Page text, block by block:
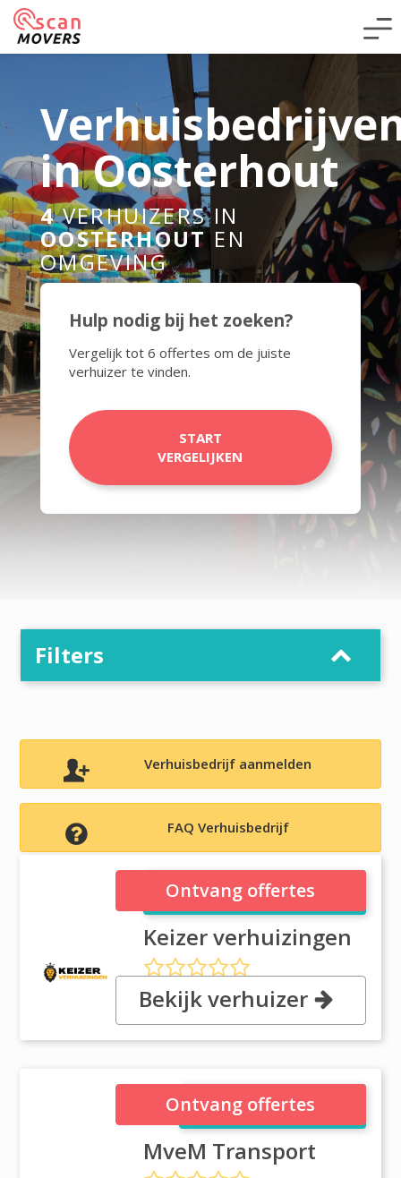
in Oosterhout
4VERHUIZERS IN
OOSTERHOUT EN
OMGEVING
Hulp nodig bij het zoeken?
Vergelijk tot 6 offertes om de juiste
verhuizer te vinden.
START
VERGELIJKEN
Filters
Verhuisbedrijf aanmelden
FAQ Verhuisbedrijf
Keizer verhuizingen
Keizer verhuizingen
Oosterbeemd 29, 4907EH
Oosterhout
Ontvang offertes
Bekijk verhuizer
MveM Transport
MveM Transport
Ontvang offertes